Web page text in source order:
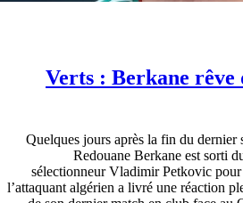
Verts : Berkane rêve
Quelques jours après la fin du dernier
Redouane Berkane est sorti
sélectionneur Vladimir Petkovic pour
l’attaquant algérien a livré une réaction